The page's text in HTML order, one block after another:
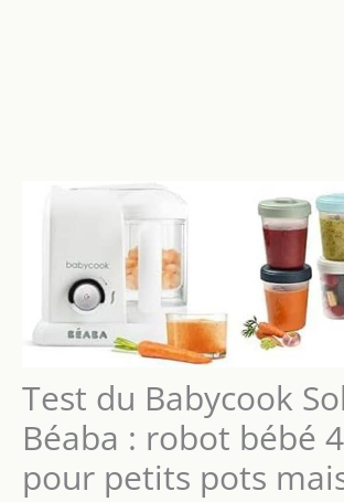
Test du Babycook
Béaba : robot bébé
pour petits pots